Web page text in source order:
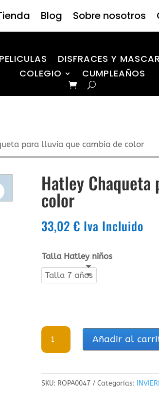
Blog Sobre nosotros
PELICULAS DISFRACES Y
COLEGIO
CUMPLEAÑOS
para lluvia que cambia de color
Hatley
color
33,02€ Iva Incluido
Talla Hatley niños
Talla 7 años
Hatley
lluvia
que
Añadir al
SKU: ROPA0047 Categorías: